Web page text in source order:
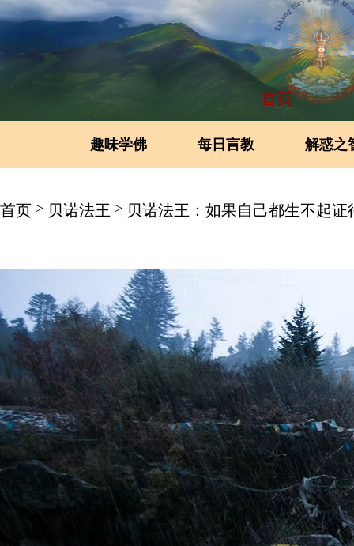
首页
趣味学佛 每日言教 解惑之
首页 > 贝诺法王 > 贝诺法王：如果自己都生不起